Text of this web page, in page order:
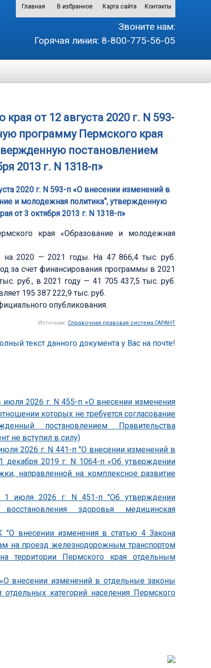
Главная В избранное Карта сайта Контакты
Звоните нам:
Горячая линия: 8-800-775-56-05
от 12 августа 2020 г. N 593-
программу Пермского края
постановлением
2013 г. N 1318-п»
2020 г. N 593-п «О внесении изменений в
и молодежная политика“, утвержденную
от 3 октября 2013 г. N 1318-п»
края «Образование и молодежная
на 2020 — 2021 годы. На 47 866,4 тыс. руб.
за счет финансирования программы в 2021
руб., в 2021 году — 41 705 437,5 тыс. руб.
195 387 222,9 тыс. руб.
опубликования.
Источник: Справочная правовая система ГАРАНТ
июля 2026 г. N 455-п «О внесении изменения
которых не требуется согласование
постановлением Правительства
не вступил в силу)
2026 г. N 441-п "О внесении изменений в
декабря 2019 г. N 1064-п «Об утверждении
направленной на комплексное развитие
1 июля 2026 г. N 451-п "Об утверждении
здоровья медицинская
внесении изменения в статью 4 Закона
на проезд железнодорожным транспортом
территории Пермского края отдельным
внесении изменений в отдельные законы
категорий населения Пермского